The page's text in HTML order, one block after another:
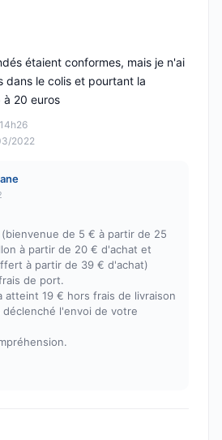
2022
étaient conformes, mais je n'ai
dans le colis et pourtant la
à 20 euros
de 5 € à partir de 25
à partir de 20 € d'achat et
à partir de 39 € d'achat)
de port.
atteint 19 € hors frais de livraison
l'envoi de votre